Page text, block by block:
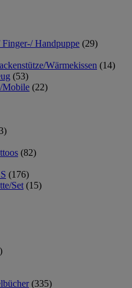
Handpuppe (29)
Wärmekissen (14)
(53)
Mobile (22)
(82)
(176)
Set (15)
(335)